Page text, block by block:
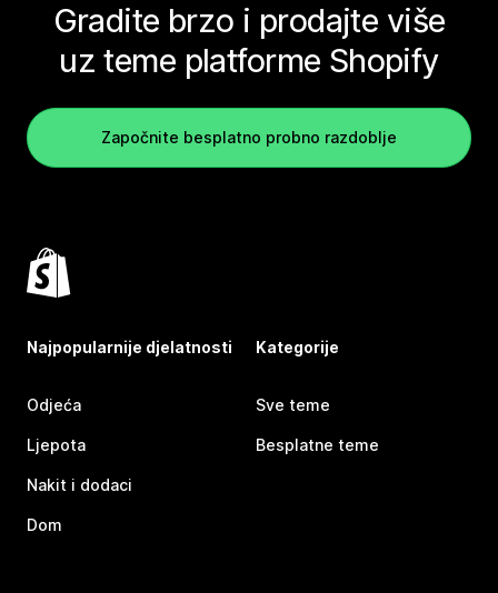
Gradite brzo i prodajte više
uz teme platforme Shopify
Započnite besplatno probno razdoblje
Najpopularnije djelatnosti
Odjeća
Ljepota
Nakit i dodaci
Dom
Kategorije
Sve teme
Besplatne teme